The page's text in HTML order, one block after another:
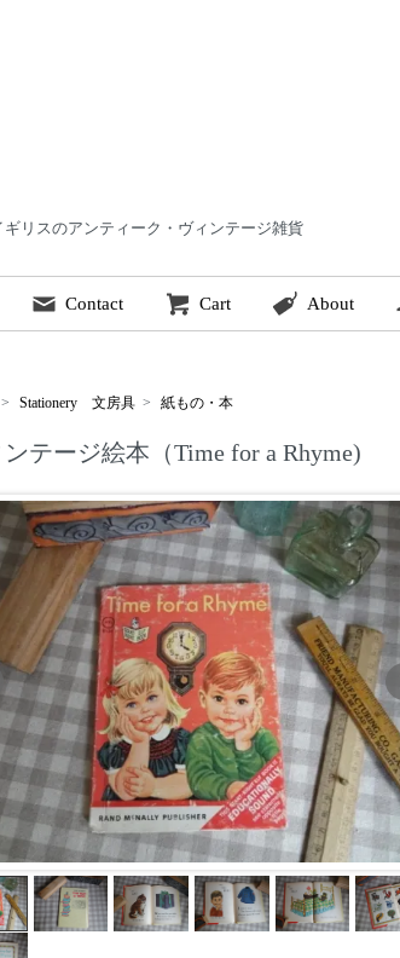
リスのアンティーク・ヴィンテージ雑貨
Contact Cart About
> Stationery 文房具 > 紙もの・本
ンテージ絵本（Time for a Rhyme)